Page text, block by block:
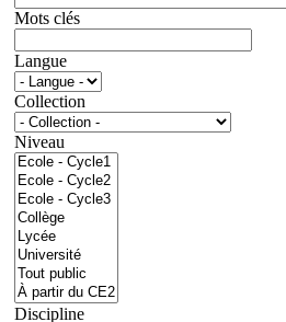
Mots clés
Langue
Collection
Niveau
Discipline